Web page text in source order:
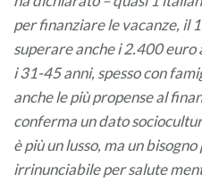
per finanziare le vacanze, il
superare anche i 2.400 euro
i 31-45 anni, spesso con
anche le più propense al
conferma un dato
è più un lusso, ma un
irrinunciabile per salute